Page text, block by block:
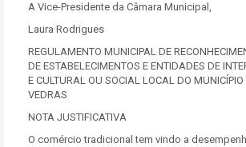
A Vice-Presidente da Câmara Municipal,
Laura Rodrigues
REGULAMENTO MUNICIPAL DE
DE ESTABELECIMENTOS E ENTIDADES DE
E CULTURAL OU SOCIAL LOCAL DO MUNICÍPIO
VEDRAS
NOTA JUSTIFICATIVA
O comércio tradicional tem vindo a